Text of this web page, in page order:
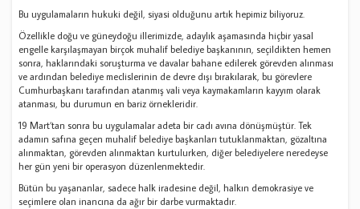
Bu uygulamaların hukuki değil, siyasi olduğunu artık hepimiz biliyoruz.
Özellikle doğu ve güneydoğu illerimizde, adaylık aşamasında hiçbir yasal
engelle karşılaşmayan birçok muhalif belediye başkanının, seçildikten hemen
sonra, haklarındaki soruşturma ve davalar bahane edilerek görevden alınması
ve ardından belediye meclislerinin de devre dışı bırakılarak, bu görevlere
Cumhurbaşkanı tarafından atanmış vali veya kaymakamların kayyım olarak
atanması, bu durumun en bariz örnekleridir.
19 Mart’tan sonra bu uygulamalar adeta bir cadı avına dönüşmüştür. Tek
adamın safına geçen muhalif belediye başkanları tutuklanmaktan, gözaltına
alınmaktan, görevden alınmaktan kurtulurken, diğer belediyelere neredeyse
her gün yeni bir operasyon düzenlenmektedir.
Bütün bu yaşananlar, sadece halk iradesine değil, halkın demokrasiye ve
seçimlere olan inancına da ağır bir darbe vurmaktadır.